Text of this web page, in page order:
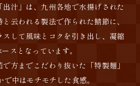
汁」は、 九州各地で水揚げされた
云われる製法で作られた鯖節に、
して風味とコクを引き出し、 凝縮
スとなっています。
方までこだわり抜いた「特製麺」
中はモチモチした食感。